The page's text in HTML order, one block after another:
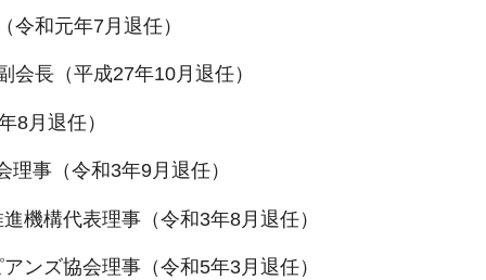
和元年7月退任）
長（平成27年10月退任）
8月退任）
事（令和3年9月退任）
機構代表理事（令和3年8月退任）
ンズ協会理事（令和5年3月退任）